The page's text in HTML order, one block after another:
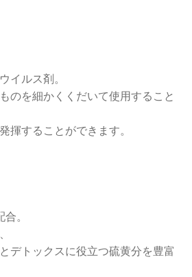
イルス剤。
のを細かくくだいて使用すること
揮することができます。
。
デトックスに役立つ硫黄分を豊富